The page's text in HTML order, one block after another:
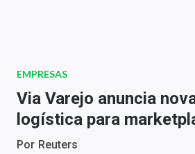
Newsletters
Money Trader
Anuncie
EMPRESAS
Via Varejo anuncia
logística para
Por Reuters